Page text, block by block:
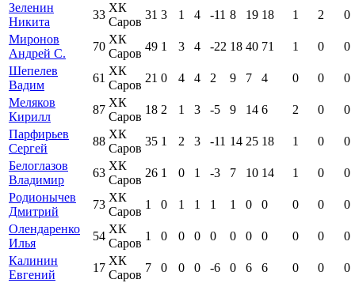
Зеленин
Никита
33
ХК
Саров
31 3 1 4 -11 8 19 18 1 2
0
Миронов
Андрей С.
70
ХК
Саров
49 1 3 4 -22 18 40 71 1 0
0
Шепелев
Вадим
61
ХК
Саров
21 0 4 4 2 9 7 4 0 0
0
Меляков
Кирилл
87
ХК
Саров
18 2 1 3 -5 9 14 6 2 0
0
Парфирьев
Сергей
88
ХК
Саров
35 1 2 3 -11 14 25 18 1 0
0
Белоглазов
Владимир
63
ХК
Саров
26 1 0 1 -3 7 10 14 1 0
0
Родионычев
Дмитрий
73
ХК
Саров
1 0 1 1 1 1 0 0 0 0
0
Олендаренко
Илья
54
ХК
Саров
1 0 0 0 0 0 0 0 0 0
0
Калинин
Евгений
17
ХК
Саров
7 0 0 0 -6 0 6 6 0 0
0